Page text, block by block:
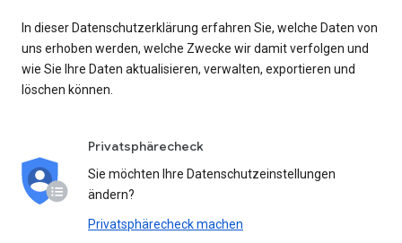
In dieser Datenschutzerklärung erfahren Sie, welche Daten von
uns erhoben werden, welche Zwecke wir damit verfolgen und
wie Sie Ihre Daten aktualisieren, verwalten, exportieren und
löschen können.
Privatsphärecheck
Sie möchten Ihre Datenschutzeinstellungen
ändern?
Privatsphärecheck machen